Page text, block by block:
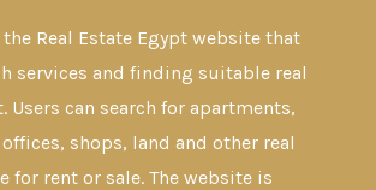
Real Estate Egypt website that
services and finding suitable real
Users can search for apartments,
shops, land and other real
for rent or sale. The website is